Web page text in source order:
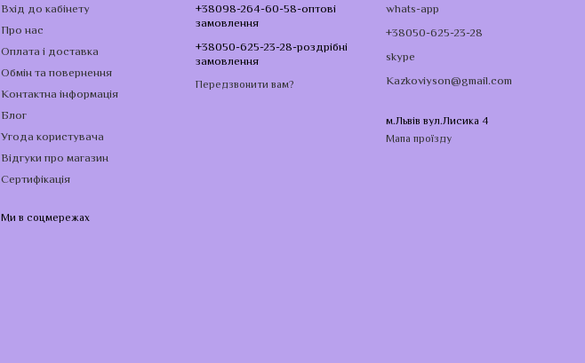
Вхід до кабінету
Про нас
Оплата і доставка
Обмін та повернення
Контактна інформація
Блог
Угода користувача
Відгуки про магазин
Сертифікація
Ми в соцмережах
+38098-264-60-58-оптові
замовлення
+38050-625-23-28-роздрібні
замовлення
Передзвонити вам?
whats-app
+38050-625-23-28
skype
Kazkoviyson@gmail.com
м.Львів вул.Лисика 4
Мапа проїзду